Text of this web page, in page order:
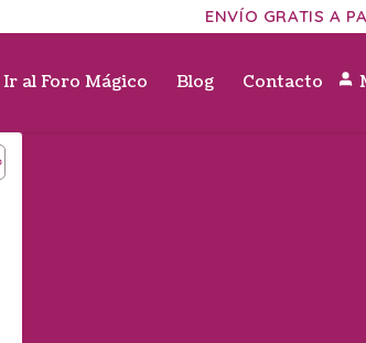
ENVÍO GRATIS A
Ir al Foro Mágico Blog Contacto